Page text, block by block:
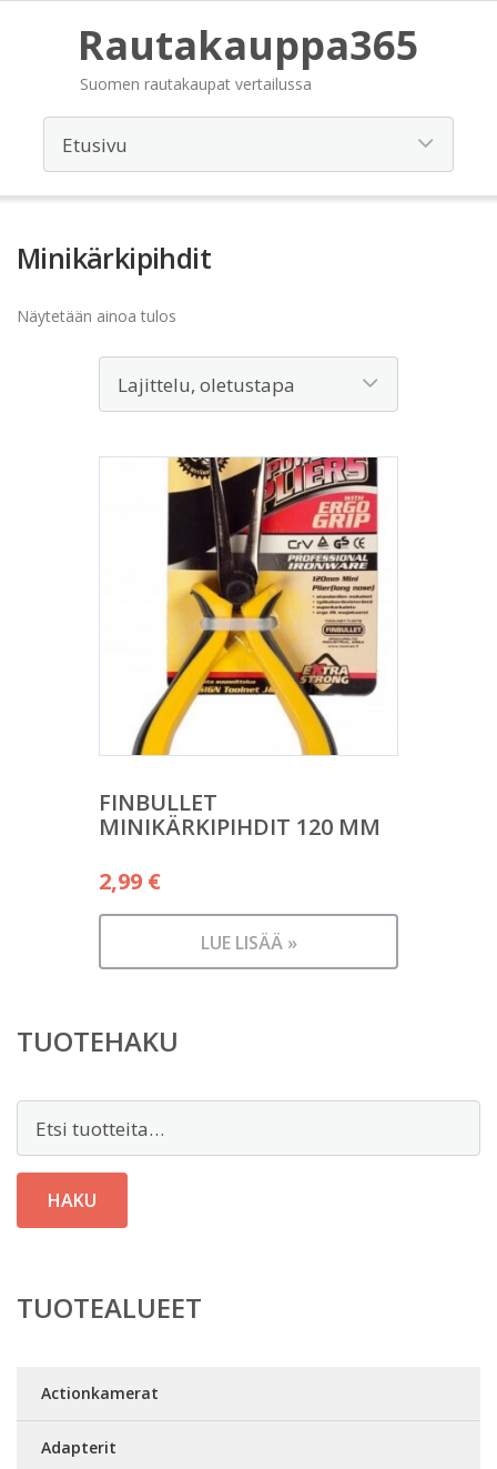
Rautakauppa365
Suomen rautakaupat vertailussa
Minikärkipihdit
Näytetään ainoa tulos
FINBULLET
MINIKÄRKIPIHDIT 120 MM
2,99 €
LUE LISÄÄ »
TUOTEHAKU
HAKU
TUOTEALUEET
Actionkamerat
Adapterit